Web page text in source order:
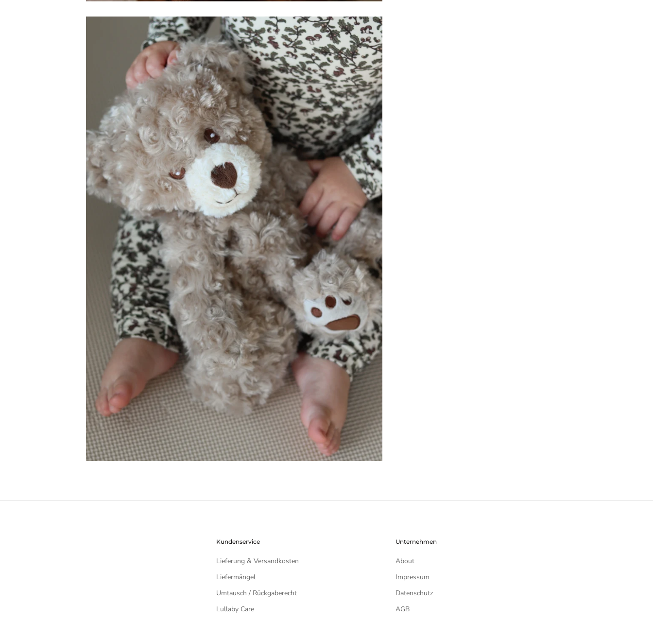
Kundenservice
Lieferung & Versandkosten
Liefermängel
Umtausch / Rückgaberecht
Lullaby Care
Unternehmen
About
Impressum
Datenschutz
AGB